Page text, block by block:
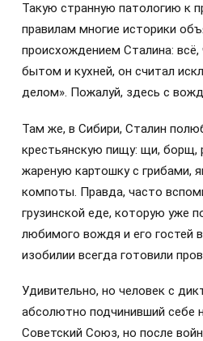
Такую странную патологию к
правилам многие историки
происхождением Сталина:
бытом и кухней, он считал
делом». Пожалуй, здесь с
Там же, в Сибири, Сталин
крестьянскую пищу: щи, борщ,
жареную картошку с грибами,
компоты. Правда, часто
грузинской еде, которую уже
любимого вождя и его гостей
изобилии всегда готовили
Удивительно, но человек с
абсолютно подчинивший себе
Советский Союз, но после